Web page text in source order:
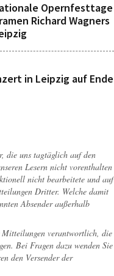
Opernfesttage
Richard Wagners
in Leipzig auf Ende
die uns tagtäglich auf den
Lesern nicht vorenthalten
nicht bearbeitete und auf
Dritter. Welche damit
Absender außerhalb
verantwortlich, die
Bei Fragen dazu wenden Sie
den Versender der